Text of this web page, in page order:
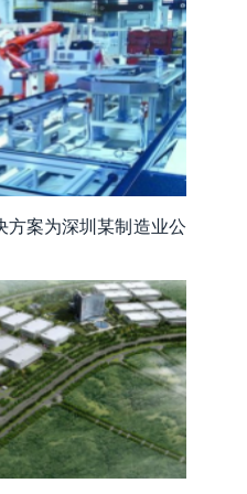
方案为深圳某制造业公